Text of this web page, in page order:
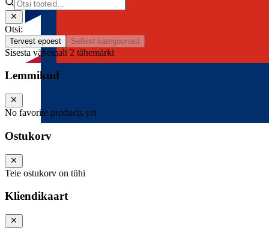
Otsi:
Tervest epoest Sellest kategooriast
Sisesta vähemalt 2 tähemärki
Lemmikud
No favorite products yet
Ostukorv
Teie ostukorv on tühi
Kliendikaart